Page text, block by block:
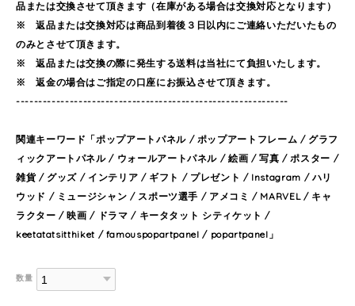
品または交換させて頂きます（在庫がある場合は交換対応となります）
※ 返品または交換対応は商品到着後３日以内にご連絡いただいたもの
のみとさせて頂きます。
※ 返品または交換の際に発生する送料は当社にて負担いたします。
※ 返金の場合はご指定の口座にお振込させて頂きます。
-------------------------------------------------------------
関連キーワード「ポップアートパネル / ポップアートフレーム / グラフ
ィックアートパネル / ウォールアートパネル / 絵画 / 写真 / ポスター /
雑貨 / グッズ / インテリア / ギフト / プレゼント / Instagram / ハリ
ウッド / ミュージシャン / スポーツ選手 / アメコミ / MARVEL / キャ
ラクター / 映画 / ドラマ / キータタット シティケット /
keetatatsitthiket / famouspopartpanel / popartpanel」
数量